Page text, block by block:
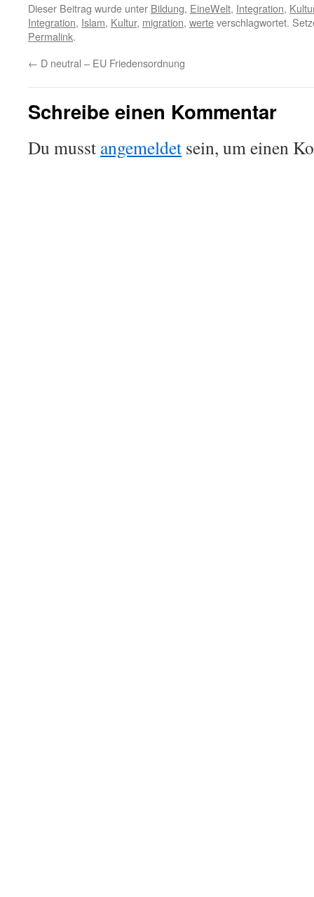
Dieser Beitrag wurde unter Bildung, EineWelt, Integration,
Integration, Islam, Kultur, migration, werteverschlagwortet.
Permalink.
← D neutral – EU Friedensordnung
Schreibe einen Kommentar
Du musst angemeldet sein, um einen